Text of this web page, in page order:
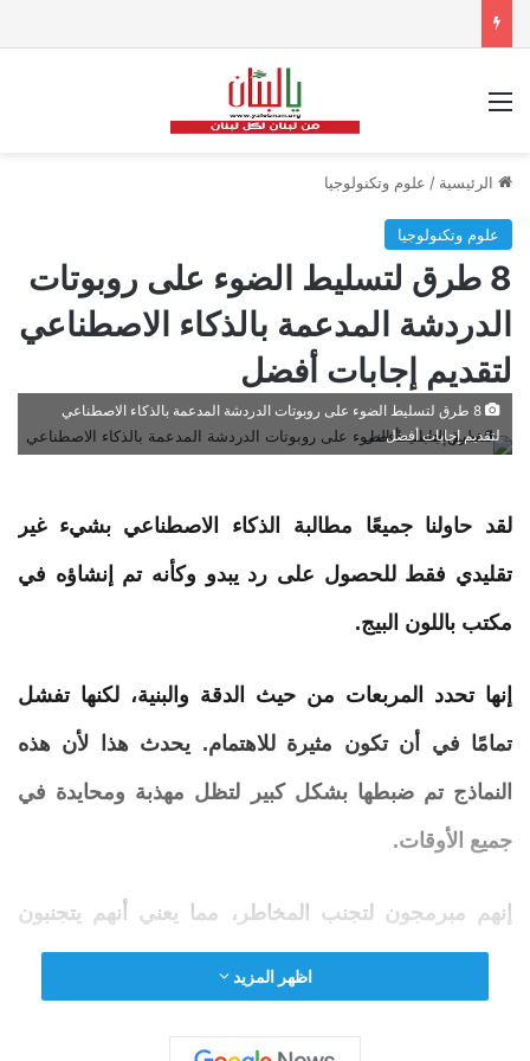
الرئيسية / علوم وتكنولوجيا
علوم وتكنولوجيا
8 طرق لتسليط الضوء على روبوتات
الدردشة المدعمة بالذكاء الاصطناعي
لتقديم إجابات أفضل
8 طرق لتسليط الضوء على روبوتات الدردشة المدعمة بالذكاء الاصطناعي
لتقديم إجابات أفضل
لقد حاولنا جميعًا مطالبة الذكاء الاصطناعي بشيء غير
تقليدي فقط للحصول على رد يبدو وكأنه تم إنشاؤه في
مكتب باللون البيج.
إنها تحدد المربعات من حيث الدقة والبنية، لكنها تفشل
تمامًا في أن تكون مثيرة للاهتمام. يحدث هذا لأن هذه
النماذج تم ضبطها بشكل كبير لتظل مهذبة ومحايدة في
جميع الأوقات.
إنهم مبرمجون لتجنب المخاطر، مما يعني أنهم يتجنبون
الآراء والمواقف القوية.
الجزء المثير للسخرية هو أن المستخدمين ذوي الخبرة
اظهر المزيد